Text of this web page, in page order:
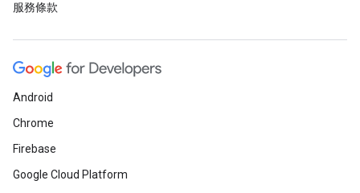
服務條款
Android
Chrome
Firebase
Google Cloud Platform